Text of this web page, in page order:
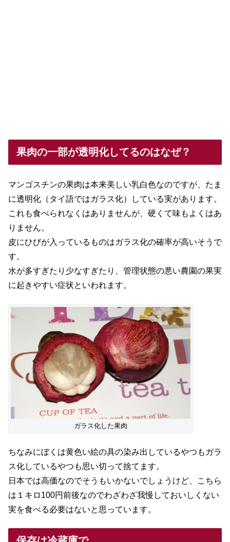
果肉の一部が透明化してるのはなぜ？
マンゴスチンの果肉は本来美しい乳白色なのですが、たま
に透明化（タイ語ではガラス化）している実があります。
これも食べられなくはありませんが、硬くて味もよくはあ
りません。
皮にひびが入っているものはガラス化の確率が高いそうで
す。
水が多すぎたり少なすぎたり、管理状態の悪い農園の果実
に起きやすい症状といわれます。
ガラス化した果肉
ちなみにぼくは黄色い絵の具の染み出しているやつもガラ
ス化しているやつも思い切って捨てます。
日本では高価なのでそうもいかないでしょうけど、こちら
は１キロ100円前後なのでわざわざ我慢しておいしくない
実を食べる必要はないと思っています。